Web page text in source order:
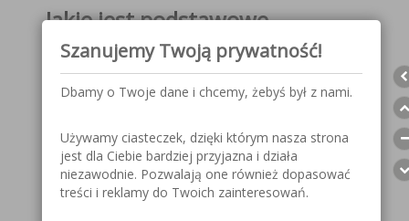
Jakie jest podstawowe
zastosowanie?
prace remontowe,
naprawy karoserii samochodowej,
spawanie stacjonarne.
Co wchodzi w skład kompletu?
Szanujemy Twoją prywatność!
Dbamy o Twoje dane i chcemy, żebyś był z nami.
Używamy ciasteczek, dzięki którym nasza strona
jest dla Ciebie bardziej przyjazna i działa
niezawodnie. Pozwalają one również dopasować
treści i reklamy do Twoich zainteresowań.